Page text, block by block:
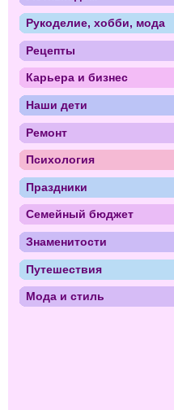
Рукоделие, хобби, мода
Рецепты
Карьера и бизнес
Наши дети
Ремонт
Психология
Праздники
Семейный бюджет
Знаменитости
Путешествия
Мода и стиль